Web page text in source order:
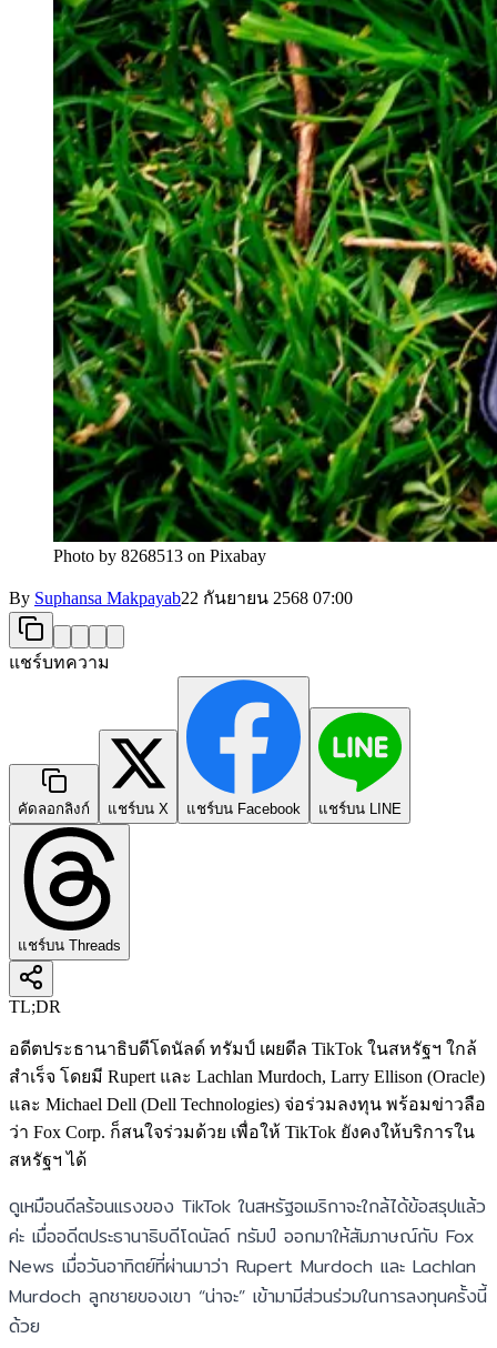
Photo by 8268513 on Pixabay
By Suphansa Makpayab22 กันยายน 2568 07:00
แชร์บทความ
คัดลอกลิงก์ แชร์บน X แชร์บน Facebook แชร์บน LINE
แชร์บน Threads
TL;DR
อดีตประธานาธิบดีโดนัลด์ ทรัมป์ เผยดีล TikTok ในสหรัฐฯ ใกล้
สำเร็จ โดยมี Rupert และ Lachlan Murdoch, Larry Ellison (Oracle)
และ Michael Dell (Dell Technologies) จ่อร่วมลงทุน พร้อมข่าวลือ
ว่า Fox Corp. ก็สนใจร่วมด้วย เพื่อให้ TikTok ยังคงให้บริการใน
สหรัฐฯ ได้
ดูเหมือนดีลร้อนแรงของ TikTok ในสหรัฐอเมริกาจะใกล้ได้ข้อสรุปแล้ว
ค่ะ เมื่ออดีตประธานาธิบดีโดนัลด์ ทรัมป์ ออกมาให้สัมภาษณ์กับ Fox
News เมื่อวันอาทิตย์ที่ผ่านมาว่า Rupert Murdoch และ Lachlan
Murdoch ลูกชายของเขา “น่าจะ” เข้ามามีส่วนร่วมในการลงทุนครั้งนี้
ด้วย